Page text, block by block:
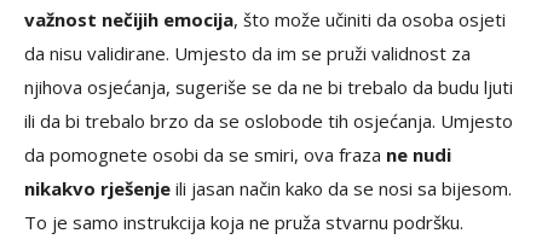
važnost nečijih emocija, što može učiniti da osoba osjeti
da nisu validirane. Umjesto da im se pruži validnost za
njihova osjećanja, sugeriše se da ne bi trebalo da budu ljuti
ili da bi trebalo brzo da se oslobode tih osjećanja. Umjesto
da pomognete osobi da se smiri, ova fraza ne nudi
nikakvo rješenje ili jasan način kako da se nosi sa bijesom.
To je samo instrukcija koja ne pruža stvarnu podršku.